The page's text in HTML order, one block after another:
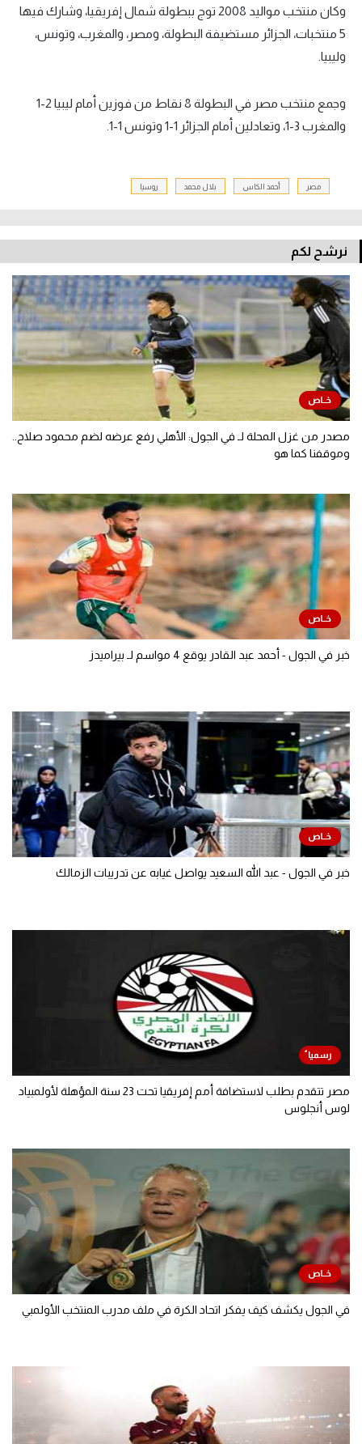
وكان منتخب مواليد 2008 توج ببطولة شمال إفريقيا، وشارك فيها
5 منتخبات، الجزائر مستضيفة البطولة، ومصر، والمغرب، وتونس،
وليبيا.
وجمع منتخب مصر في البطولة 8 نقاط من فوزين أمام ليبيا 2-1
والمغرب 3-1، وتعادلين أمام الجزائر 1-1 وتونس 1-1.
مصر أحمد الكاس بلال محمد روسيا
نرشح لكم
مصدر من غزل المحلة لـ في الجول: الأهلي رفع عرضه لضم محمود صلاح..
وموقفنا كما هو
خبر في الجول - أحمد عبد القادر يوقع 4 مواسم لـ بيراميدز
خبر في الجول - عبد الله السعيد يواصل غيابه عن تدريبات الزمالك
مصر تتقدم بطلب لاستضافة أمم إفريقيا تحت 23 سنة المؤهلة لأولمبياد
لوس أنجلوس
في الجول يكشف كيف يفكر اتحاد الكرة في ملف مدرب المنتخب الأولمبي